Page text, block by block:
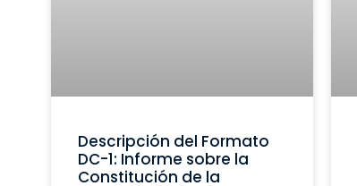
Descripción del Formato
DC-1: Informe sobre la
Constitución de la